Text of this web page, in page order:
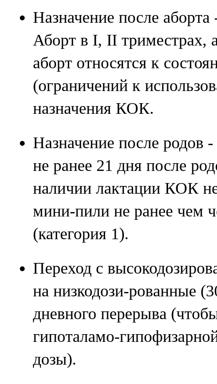
Назначение после аборта
Аборт в I, II триместрах,
аборт относятся к
(ограничений к
назначения КОК.
Назначение после родов
не ранее 21 дня после
наличии лактации КОК не
мини-пили не ранее чем
(категория 1).
Переход с
на низкодози-рованные
дневного перерыва
гипоталамо-
дозы).